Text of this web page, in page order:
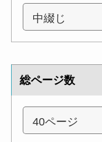
総ページ数